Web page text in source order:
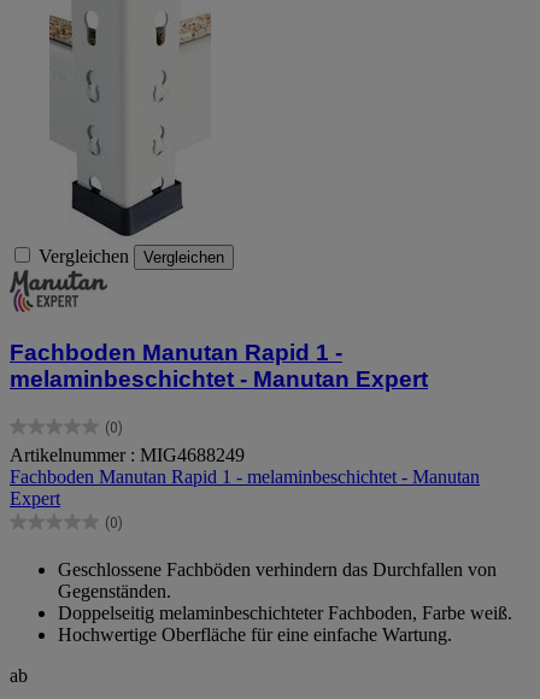
Vergleichen Vergleichen
Fachboden Manutan Rapid 1 -
melaminbeschichtet - Manutan Expert
(0)
0.0
von
5
Sternen.
Artikelnummer : MIG4688249
Fachboden Manutan Rapid 1 - melaminbeschichtet - Manutan
Expert
(0)
0.0
Sternen.
Geschlossene Fachböden verhindern das Durchfallen von
Gegenständen.
Doppelseitig melaminbeschichteter Fachboden, Farbe weiß.
Hochwertige Oberfläche für eine einfache Wartung.
ab